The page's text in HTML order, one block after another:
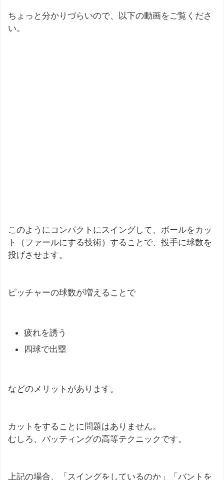
ちょっと分かりづらいので、以下の動画をご覧くださ
い。
このようにコンパクトにスイングして、ボールをカッ
ト（ファールにする技術）することで、投手に球数を
投げさせます。
ピッチャーの球数が増えることで
疲れを誘う
四球で出塁
などのメリットがあります。
カットをすることに問題はありません。
むしろ、バッティングの高等テクニックです。
上記の場合、「スイングをしているのか」「バントを